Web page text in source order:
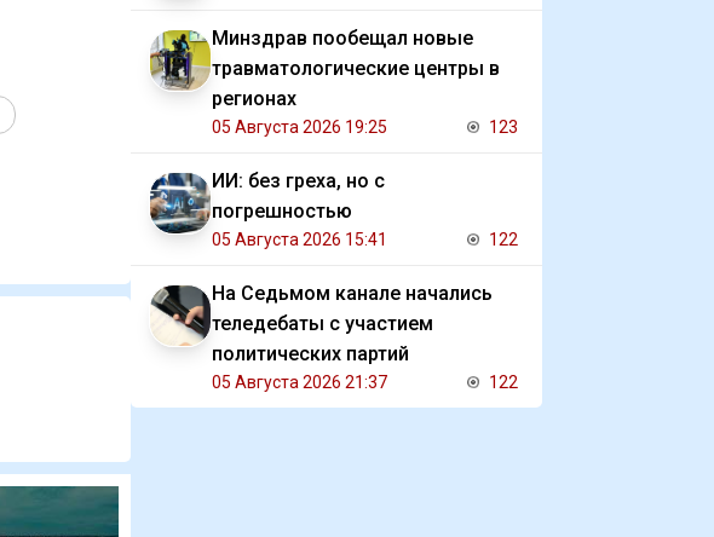
Минздрав пообещал новые
травматологические центры в
регионах
05 Августа 2026 19:25 123
ИИ: без греха, но с
погрешностью
05 Августа 2026 15:41 122
На Седьмом канале начались
теледебаты с участием
политических партий
05 Августа 2026 21:37 122